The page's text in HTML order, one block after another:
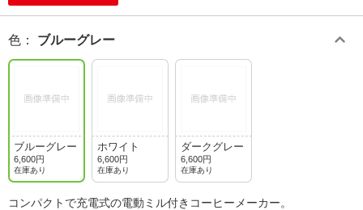
色 ： ブルーグレー
ブルーグレー
6,600円
在庫あり
ホワイト
6,600円
在庫あり
ダークグレー
6,600円
在庫あり
コンパクトで充電式の電動ミル付きコーヒーメーカー。